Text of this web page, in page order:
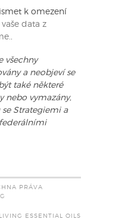
k omezení
data z
všechny
a neobjeví se
také některé
nebo vymazány,
Strategiemi a
PRÁVA
ESSENTIAL OILS